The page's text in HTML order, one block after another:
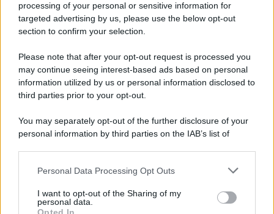
processing of your personal or sensitive information for
targeted advertising by us, please use the below opt-out
section to confirm your selection.
Please note that after your opt-out request is processed you
may continue seeing interest-based ads based on personal
information utilized by us or personal information disclosed to
third parties prior to your opt-out.
You may separately opt-out of the further disclosure of your
personal information by third parties on the IAB’s list of
This information may also be disclosed by us to third parties
disclose it to other third parties.
Personal Data Processing Opt Outs
I want to opt-out of the Sharing of my
personal data.
© 2026 - Pianeta Design - P.IVA 04827280654 - Testata
Registrata Al Tribunale Di Nocera Inferiore N. 8/2020 - RG N.
ISCRIZIONE AL ROC N. 35792 – ISCRITTA ALL’ANSO
(ASSOCIAZIONE NAZIONALE STAMPA ONLINE)
PREFERENZE PRIVACY